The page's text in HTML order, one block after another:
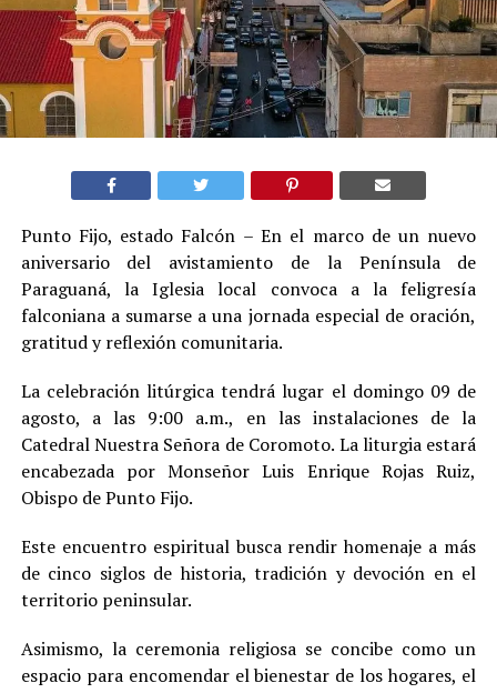
Punto Fijo, estado Falcón – En el marco de un nuevo
aniversario del avistamiento de la Península de
Paraguaná, la Iglesia local convoca a la feligresía
falconiana a sumarse a una jornada especial de oración,
gratitud y reflexión comunitaria.
La celebración litúrgica tendrá lugar el domingo 09 de
agosto, a las 9:00 a.m., en las instalaciones de la
Catedral Nuestra Señora de Coromoto. La liturgia estará
encabezada por Monseñor Luis Enrique Rojas Ruiz,
Obispo de Punto Fijo.
Este encuentro espiritual busca rendir homenaje a más
de cinco siglos de historia, tradición y devoción en el
territorio peninsular.
Asimismo, la ceremonia religiosa se concibe como un
espacio para encomendar el bienestar de los hogares, el